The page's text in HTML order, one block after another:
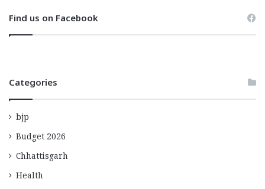
Find us on Facebook
Categories
bjp
Budget 2026
Chhattisgarh
Health